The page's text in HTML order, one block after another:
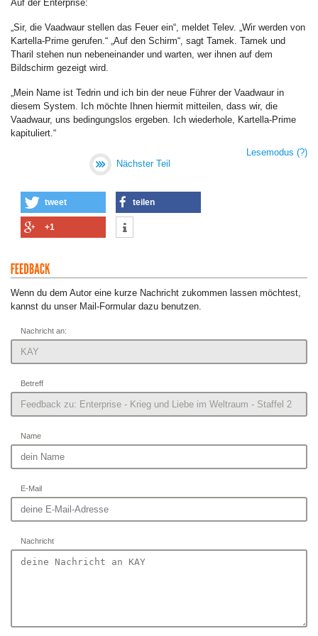
Auf der Enterprise:
„Sir, die Vaadwaur stellen das Feuer ein“, meldet Telev. „Wir werden von
Kartella-Prime gerufen.“ „Auf den Schirm“, sagt Tamek. Tamek und
Tharil stehen nun nebeneinander und warten, wer ihnen auf dem
Bildschirm gezeigt wird.
„Mein Name ist Tedrin und ich bin der neue Führer der Vaadwaur in
diesem System. Ich möchte Ihnen hiermit mitteilen, dass wir, die
Vaadwaur, uns bedingungslos ergeben. Ich wiederhole, Kartella-Prime
kapituliert.“
Lesemodus (?)
Nächster Teil
tweet teilen
+1
Wenn du dem Autor eine kurze Nachricht zukommen lassen möchtest,
kannst du unser Mail-Formular dazu benutzen.
Nachricht an:
Betreff
Name
E-Mail
Nachricht